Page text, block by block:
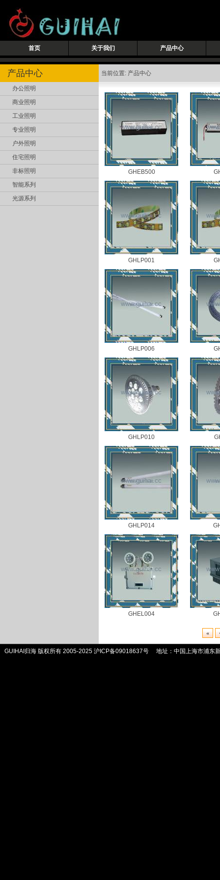
首页 关于我们 产品中心
当前位置: 产品中心
GHEB500
GHLP001
GHLP006
GHLP010
GHLP014
GHEL004
«
产品中心
办公照明
商业照明
工业照明
专业照明
户外照明
住宅照明
非标照明
智能系列
光源系列
GUIHAI归海 版权所有 2005-2025 沪ICP备09018637号 地址：中国上海市浦东